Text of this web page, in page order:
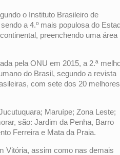
o Instituto Brasileiro de
a 4.º mais populosa do
preenchendo uma área
pela ONU em 2015, a 2.ª
do Brasil, segundo a revista
com sete dos 20 melhores
Maruípe; Zona Leste;
são: Jardim da Penha, Barro
Ferreira e Mata da Praia.
Vitória, assim como nas demais